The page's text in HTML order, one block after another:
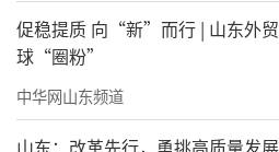
促稳提质 向“新”而行 | 山东外
球“圈粉”
中华网山东频道